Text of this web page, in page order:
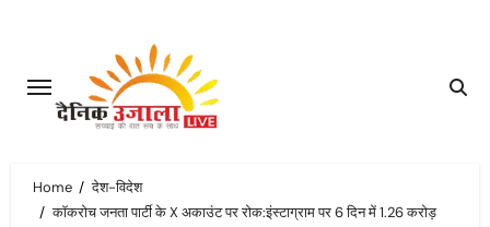
content
Home
देश-विदेश
कॉकरोच जनता पार्टी के X अकाउंट पर रोक:इंस्टाग्राम पर 6 दिन में 1.26 करोड़